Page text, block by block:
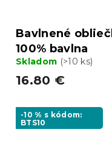
Bavlnené
100% bavlna
Skladom (>10 ks)
16.80 €
-10 % s kódom:
BTS10